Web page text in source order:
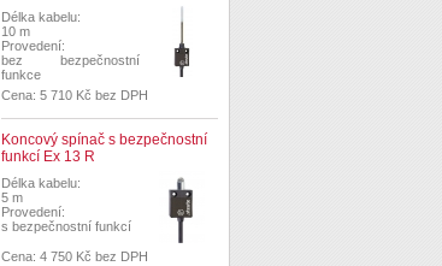
Délka kabelu:
10 m
Provedení:
bez bezpečnostní
funkce
Cena: 5 710 Kč bez DPH
Koncový spínač s bezpečnostní
funkcí Ex 13 R
Délka kabelu:
5 m
Provedení:
s bezpečnostní funkcí
Cena: 4 750 Kč bez DPH